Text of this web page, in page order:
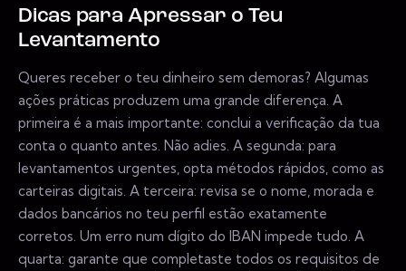
Dicas para Apressar o Teu
Levantamento
Queres receber o teu dinheiro sem demoras? Algumas
ações práticas produzem uma grande diferença. A
primeira é a mais importante: conclui a verificação da tua
conta o quanto antes. Não adies. A segunda: para
levantamentos urgentes, opta métodos rápidos, como as
carteiras digitais. A terceira: revisa se o nome, morada e
dados bancários no teu perfil estão exatamente
corretos. Um erro num dígito do IBAN impede tudo. A
quarta: garante que completaste todos os requisitos de